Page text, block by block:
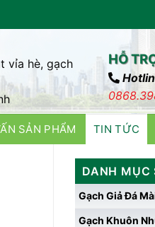
vỉa hè, gạch
HỖ
SẢN PHẨM TIN TỨC
DANH MỤC
Gạch Giả Đá
Gạch Khuôn